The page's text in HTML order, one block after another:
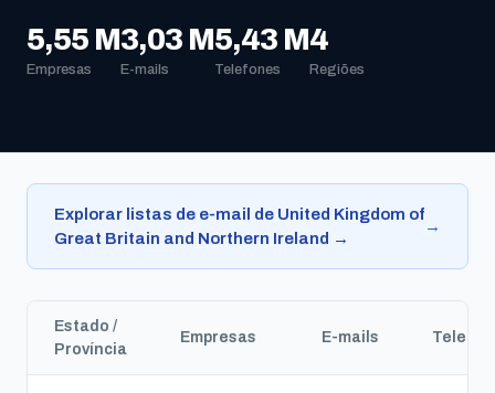
5,55 M
Empresas
3,03 M
E-mails
5,43 M
Telefones
4
Regiões
Explorar listas de e-mail de United Kingdom of
Great Britain and Northern Ireland →
→
Estado /
Província
Empresas E-mails